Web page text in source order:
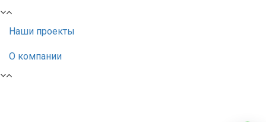
Наши проекты
О компании